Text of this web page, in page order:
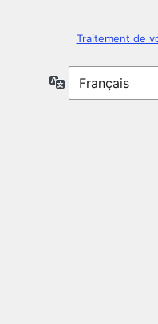
Traitement de
Langue